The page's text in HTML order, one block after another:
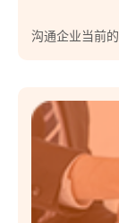
沟通企业当前